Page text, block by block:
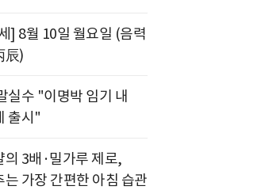
] 8월 10일 월요일 (음력
辰)
실수 "이명박 임기 내
출시"
의 3배·밀가루 제로,
는 가장 간편한 아침 습관